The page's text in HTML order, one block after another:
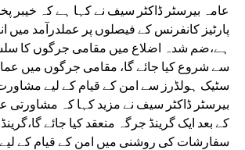
عامہ بیرسٹر ڈاکٹر سیف نے کہا ہے کہ خیبر
پارٹیز کانفرنس کے فیصلوں پر عملدرآمد میں
ہے،ضم شدہ اضلاع میں مقامی جرگوں کا
سے شروع کیا جائے گا، مقامی جرگوں میں
سٹیک ہولڈرز سے امن کے قیام کے لیے
بیرسٹر ڈاکٹر سیف نے مزید کہا کہ
کے بعد ایک گرینڈ جرگہ منعقد کیا جائے
سفارشات کی روشنی میں امن کے قیام کے